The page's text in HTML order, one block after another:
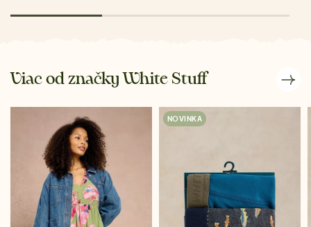
Viac od značky White Stuff
NOVINKA